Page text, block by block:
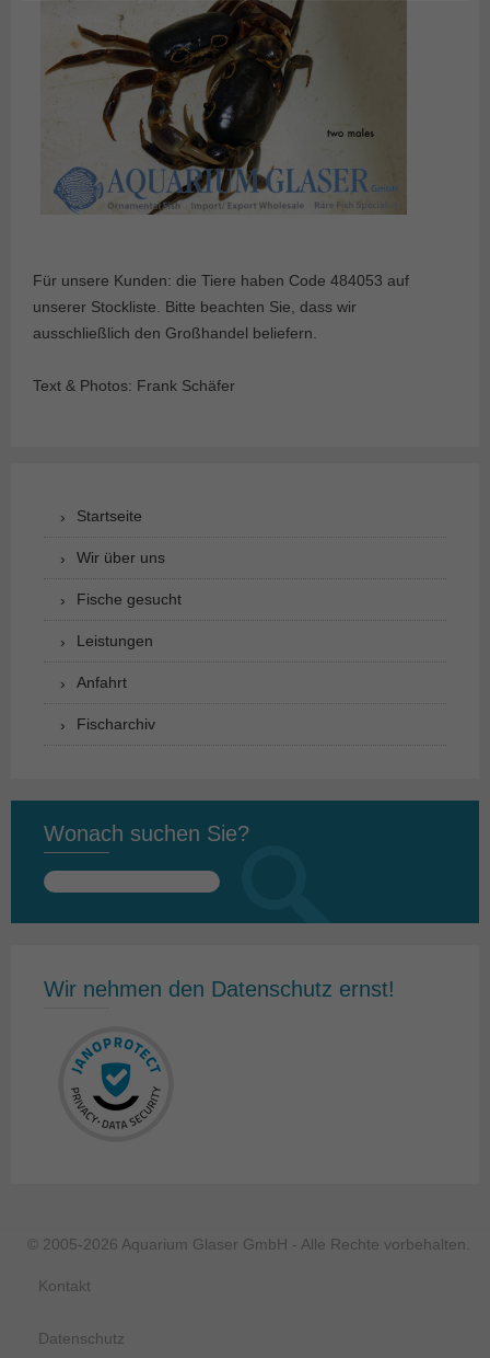
Für unsere Kunden: die Tiere haben Code 484053 auf
unserer Stockliste. Bitte beachten Sie, dass wir
ausschließlich den Großhandel beliefern.
Text & Photos: Frank Schäfer
Startseite
Wir über uns
Fische gesucht
Leistungen
Anfahrt
Fischarchiv
Wonach suchen Sie?
Suchen
Wir nehmen den Datenschutz ernst!
© 2005-2026 Aquarium Glaser GmbH - Alle Rechte vorbehalten.
Kontakt
Datenschutz